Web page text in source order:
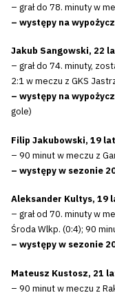
– grał do 78. minuty w
– występy na
Jakub Sangowski, 22
– grał do 74. minuty,
2:1 w meczu z GKS
– występy na
gole)
Filip Jakubowski, 19
– 90 minut w meczu z
– występy w sezonie
Aleksander Kultys, 19
– grał od 70. minuty w
Środa Wlkp. (0:4); 90
– występy w sezonie
Mateusz Kustosz, 21
– 90 minut w meczu z